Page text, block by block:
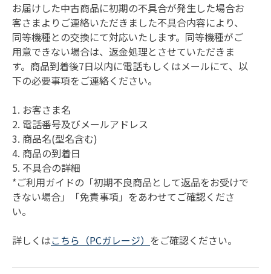
お届けした中古商品に初期の不具合が発生した場合お
客さまよりご連絡いただきました不具合内容により、
同等機種との交換にて対応いたします。同等機種がご
用意できない場合は、返金処理とさせていただきま
す。商品到着後7日以内に電話もしくはメールにて、以
下の必要事項をご連絡ください。
1. お客さま名
2. 電話番号及びメールアドレス
3. 商品名(型名含む)
4. 商品の到着日
5. 不具合の詳細
*ご利用ガイドの「初期不良商品として返品をお受けで
きない場合」「免責事項」をあわせてご確認くださ
い。
詳しくはこちら（PCガレージ） をご確認ください。